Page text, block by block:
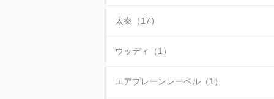
太秦（17）
ウッディ（1）
エアプレーンレーベル（1）